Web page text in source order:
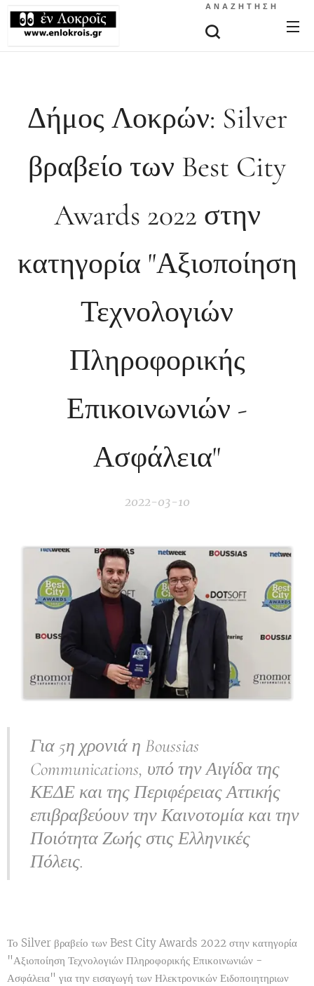
ΑΝΑΖΉΤΗΣΗ
Δήμος Λοκρών: Silver
βραβείο των Best City
Awards 2022 στην
κατηγορία "Αξιοποίηση
Τεχνολογιών
Πληροφορικής
Επικοινωνιών -
Ασφάλεια"
2022-03-10
Για 5η χρονιά η Boussias
Communications, υπό την Αιγίδα της
ΚΕΔΕ και της Περιφέρειας Αττικής
επιβραβεύουν την Καινοτομία και την
Ποιότητα Ζωής στις Ελληνικές
Πόλεις.
Το Silver βραβείο των Best City Awards 2022 στην κατηγορία
"Αξιοποίηση Τεχνολογιών Πληροφορικής Επικοινωνιών -
Ασφάλεια" για την εισαγωγή των Ηλεκτρονικών Ειδοποιητηριων